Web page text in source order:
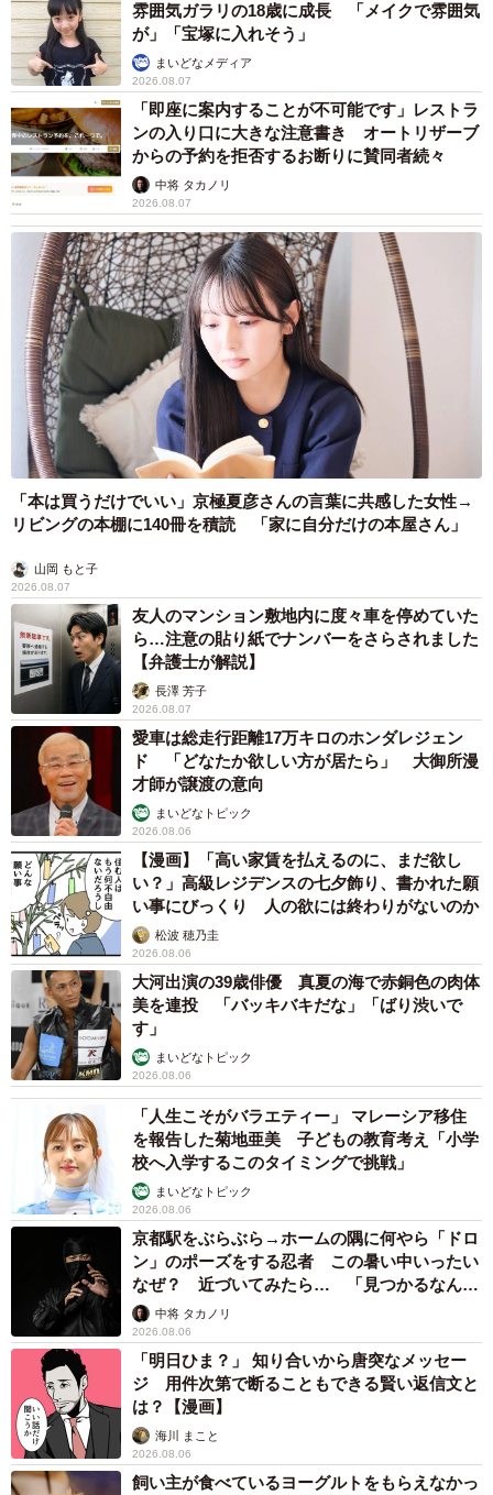
雰囲気ガラリの18歳に成長 「メイクで雰囲気
が」「宝塚に入れそう」
まいどなメディア
2026.08.07
「即座に案内することが不可能です」レストラ
ンの入り口に大きな注意書き オートリザーブ
からの予約を拒否するお断りに賛同者続々
中将 タカノリ
2026.08.07
「本は買うだけでいい」京極夏彦さんの言葉に共感した女性→
リビングの本棚に140冊を積読 「家に自分だけの本屋さん」
山岡 もと子
2026.08.07
友人のマンション敷地内に度々車を停めていた
ら…注意の貼り紙でナンバーをさらされました
【弁護士が解説】
長澤 芳子
2026.08.07
愛車は総走行距離17万キロのホンダレジェン
ド 「どなたか欲しい方が居たら」 大御所漫
才師が譲渡の意向
まいどなトピック
2026.08.06
【漫画】「高い家賃を払えるのに、まだ欲し
い？」高級レジデンスの七夕飾り、書かれた願
い事にびっくり 人の欲には終わりがないのか
松波 穂乃圭
2026.08.06
大河出演の39歳俳優 真夏の海で赤銅色の肉体
美を連投 「バッキバキだな」「ばり渋いで
す」
まいどなトピック
2026.08.06
「人生こそがバラエティー」 マレーシア移住
を報告した菊地亜美 子どもの教育考え「小学
校へ入学するこのタイミングで挑戦」
まいどなトピック
2026.08.06
京都駅をぶらぶら→ホームの隅に何やら「ドロ
ン」のポーズをする忍者 この暑い中いったい
なぜ？ 近づいてみたら… 「見つかるなんて
未熟」中将 タカノリ
2026.08.06
「明日ひま？」 知り合いから唐突なメッセー
ジ 用件次第で断ることもできる賢い返信文と
は？【漫画】
海川 まこと
2026.08.06
飼い主が食べているヨーグルトをもらえなかっ